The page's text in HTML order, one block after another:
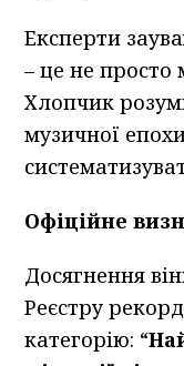
Експерти
– це не просто
Хлопчик
музичної
Офіційне
Досягнення
Реєстру
категорію: “